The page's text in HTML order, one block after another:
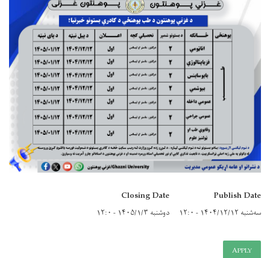
Publish Date
سه‌شنبه ۱۴۰۴/۱۲/۱۲ - ۱۲:۰
Closing Date
دوشنبه ۱۴۰۵/۱/۳ - ۱۲:۰
APPLY